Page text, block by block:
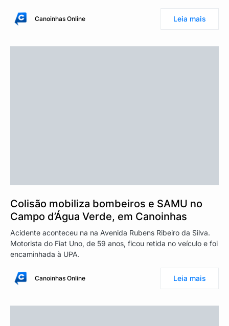
Canoinhas Online Leia mais
Colisão mobiliza bombeiros e SAMU no
Campo d’Água Verde, em Canoinhas
Acidente aconteceu na na Avenida Rubens Ribeiro da Silva.
Motorista do Fiat Uno, de 59 anos, ficou retida no veículo e foi
encaminhada à UPA.
Canoinhas Online Leia mais